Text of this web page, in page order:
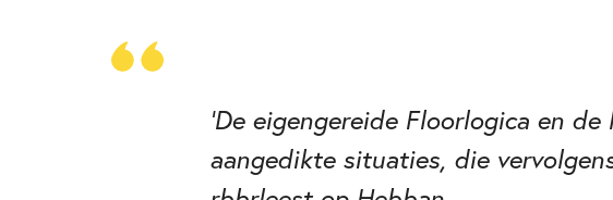
'De eigengereide Floorlogica en
aangedikte situaties, die